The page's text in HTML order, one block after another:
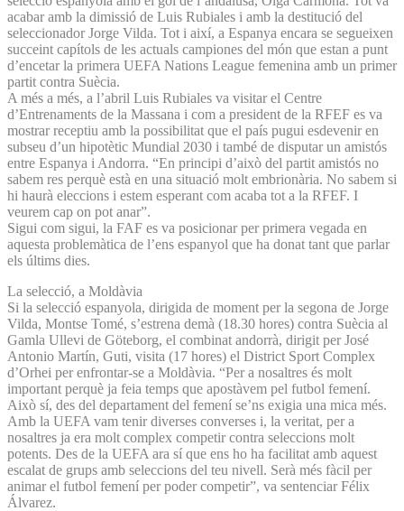
acabar amb la dimissió de Luis Rubiales i amb la destitució del
seleccionador Jorge Vilda. Tot i així, a Espanya encara se segueixen
succeint capítols de les actuals campiones del món que estan a punt
d’encetar la primera UEFA Nations League femenina amb un primer
partit contra Suècia.
A més a més, a l’abril Luis Rubiales va visitar el Centre
d’Entrenaments de la Massana i com a president de la RFEF es va
mostrar receptiu amb la possibilitat que el país pugui esdevenir en
subseu d’un hipotètic Mundial 2030 i també de disputar un amistós
entre Espanya i Andorra. “En principi d’això del partit amistós no
sabem res perquè està en una situació molt embrionària. No sabem si
hi haurà eleccions i estem esperant com acaba tot a la RFEF. I
veurem cap on pot anar”.
Sigui com sigui, la FAF es va posicionar per primera vegada en
aquesta problemàtica de l’ens espanyol que ha donat tant que parlar
els últims dies.
La selecció, a Moldàvia
Si la selecció espanyola, dirigida de moment per la segona de Jorge
Vilda, Montse Tomé, s’estrena demà (18.30 hores) contra Suècia al
Gamla Ullevi de Göteborg, el combinat andorrà, dirigit per José
Antonio Martín, Guti, visita (17 hores) el District Sport Complex
d’Orhei per enfrontar-se a Moldàvia. “Per a nosaltres és molt
important perquè ja feia temps que apostàvem pel futbol femení.
Això sí, des del departament del femení se’ns exigia una mica més.
Amb la UEFA vam tenir diverses converses i, la veritat, per a
nosaltres ja era molt complex competir contra seleccions molt
potents. Des de la UEFA ara sí que ens ho ha facilitat amb aquest
escalat de grups amb seleccions del teu nivell. Serà més fàcil per
animar el futbol femení per poder competir”, va sentenciar Félix
Álvarez.